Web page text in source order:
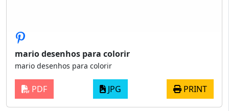
mario desenhos para colorir
mario desenhos para colorir
PDF JPG PRINT